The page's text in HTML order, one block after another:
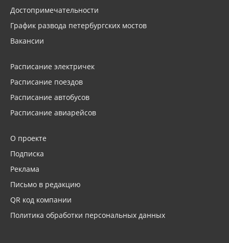
Достопримечательности
График развода петербургских мостов
Вакансии
Расписание электричек
Расписание поездов
Расписание автобусов
Расписание авиарейсов
О проекте
Подписка
Реклама
Письмо в редакцию
QR код компании
Политика обработки персональных данных